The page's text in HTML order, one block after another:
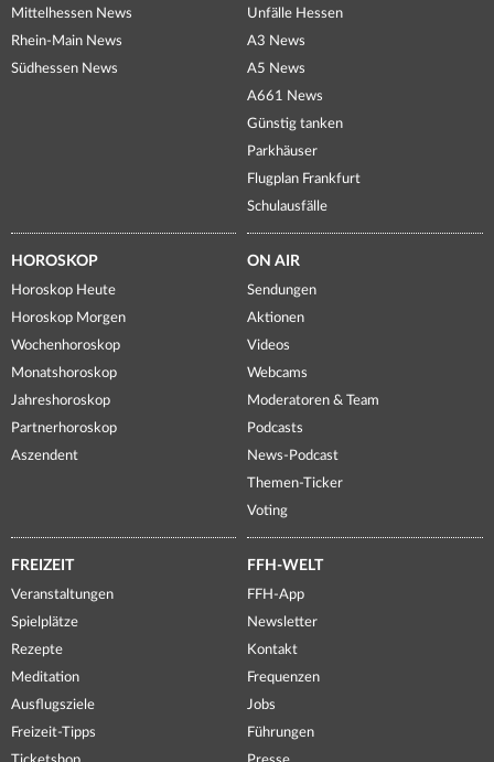
Mittelhessen News
Rhein-Main News
Südhessen News
Unfälle Hessen
A3 News
A5 News
A661 News
Günstig tanken
Parkhäuser
Flugplan Frankfurt
Schulausfälle
HOROSKOP
Horoskop Heute
Horoskop Morgen
Wochenhoroskop
Monatshoroskop
Jahreshoroskop
Partnerhoroskop
Aszendent
ON AIR
Sendungen
Aktionen
Videos
Webcams
Moderatoren & Team
Podcasts
News-Podcast
Themen-Ticker
Voting
FREIZEIT
Veranstaltungen
Spielplätze
Rezepte
Meditation
Ausflugsziele
Freizeit-Tipps
FFH-WELT
FFH-App
Newsletter
Kontakt
Frequenzen
Jobs
Führungen